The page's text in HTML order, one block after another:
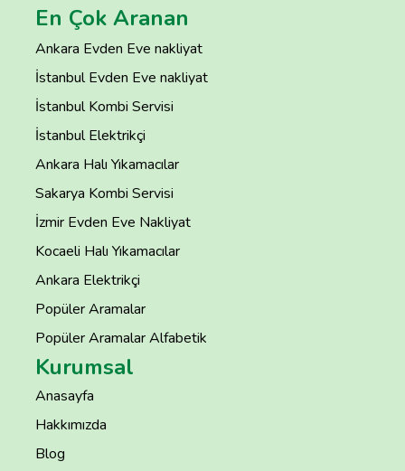
En Çok Aranan
Ankara Evden Eve nakliyat
İstanbul Evden Eve nakliyat
İstanbul Kombi Servisi
İstanbul Elektrikçi
Ankara Halı Yıkamacılar
Sakarya Kombi Servisi
İzmir Evden Eve Nakliyat
Kocaeli Halı Yıkamacılar
Ankara Elektrikçi
Popüler Aramalar
Popüler Aramalar Alfabetik
Kurumsal
Anasayfa
Hakkımızda
Blog